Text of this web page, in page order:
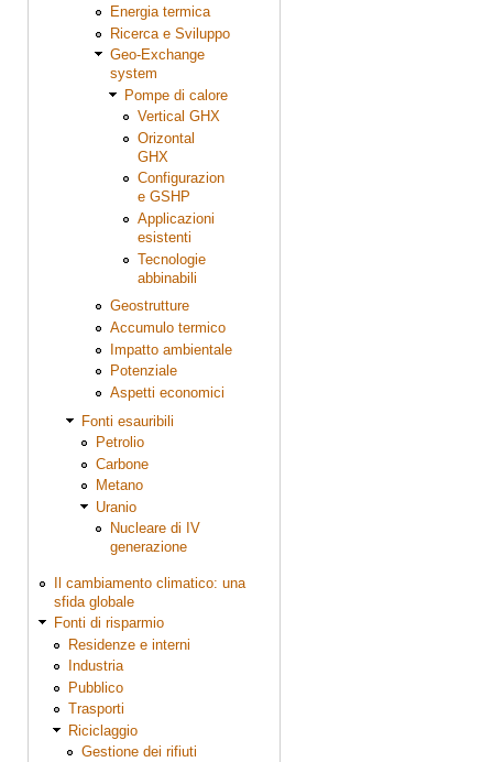
Energia termica
Ricerca e Sviluppo
Geo-Exchange
system
Pompe di calore
Vertical GHX
Orizontal
GHX
Configurazion
e GSHP
Applicazioni
esistenti
Tecnologie
abbinabili
Geostrutture
Accumulo termico
Impatto ambientale
Potenziale
Aspetti economici
Fonti esauribili
Petrolio
Carbone
Metano
Uranio
Nucleare di IV
generazione
Il cambiamento climatico: una
sfida globale
Fonti di risparmio
Residenze e interni
Industria
Pubblico
Trasporti
Riciclaggio
Gestione dei rifiuti